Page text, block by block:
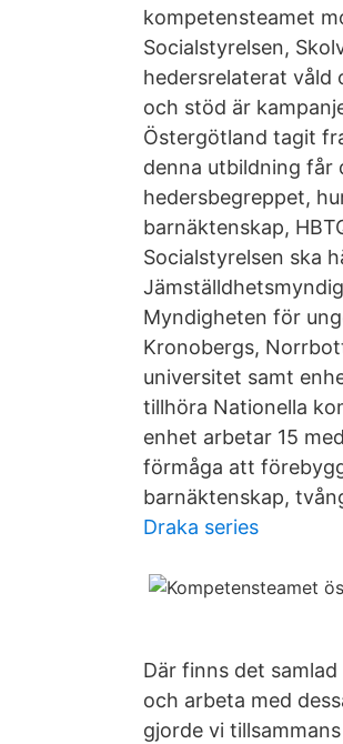
kompetensteamet
Socialstyrelsen,
hedersrelaterat våld
och stöd är
Östergötland tagit
denna utbildning får
hedersbegreppet,
barnäktenskap,
Socialstyrelsen ska
Myndigheten för
Kronobergs,
universitet samt
tillhöra Nationella
enhet arbetar 15
förmåga att
barnäktenskap,
Draka series
Där finns det
och arbeta med
gjorde vi